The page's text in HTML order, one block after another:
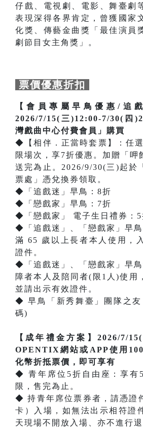
仔戲、電視劇、電影、舞臺劇
表現深得各界肯定，曾獲國家
化獎、傳藝金曲獎「最佳演員
劇節目女主角獎」。
票價優惠折扣
【會員專屬早鳥優惠/追
2026/7/15(三)12:00-7/30(四
灣戲曲中心付費會員」購買
◆【相伴．正當時套票】：任
限場次，享7折優惠。加贈「呷
送完為止。2026/9/30(三)起於
票處」憑兌換券領取。
◆「追戲迷」早鳥：8折
◆「戀戲家」早鳥：7折
◆「戀戲家」 電子生日禮券：5
◆「追戲迷」、「戀戲家」早
滿 65 歲以上長者本人使用，
證件。
◆「追戲迷」、「戀戲家」早
障者本人及陪同者(限1人)使用
並請出示有效證件。
◆ 早鳥「新秀舞臺」團隊之友
碼)
【成年禮金方案】2026/7/
OPENTIX網站或APP使用
化幣折抵票價，即可享有
◆ 青年席位5折自由座：享有
限，售完為止。
◆ 持青年席位票券者，請憑證
卡）入場，如無法出示相符證
天現場不開放入場、亦不進行退